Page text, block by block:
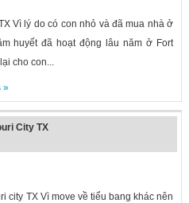
Vì lý do có con nhỏ và đã mua nhà ở
huyết đã hoạt động lâu năm ở Fort
cho con...
»
City TX
city TX Vì move về tiểu bang khác nên